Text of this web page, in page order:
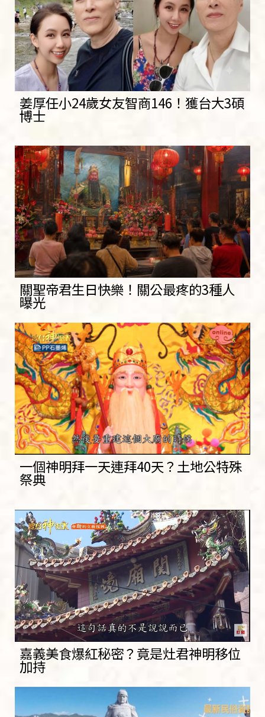
姜厚任小24歲女友智商146！獲台大3碩
博士
關聖帝君生日快樂！關公最疼的3種人
曝光
一個神明拜一天連拜40天？土地公特殊
祭典
嘉義美食爆紅秘密？竟是灶君神明移位
加持